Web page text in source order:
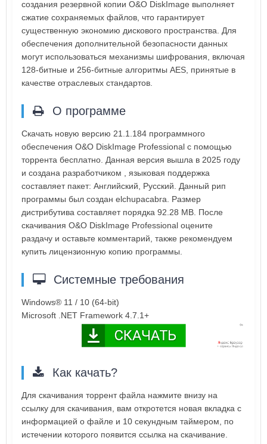
создания резервной копии O&O DiskImage выполняет
сжатие сохраняемых файлов, что гарантирует
существенную экономию дискового пространства. Для
обеспечения дополнительной безопасности данных
могут использоваться механизмы шифрования, включая
128-битные и 256-битные алгоритмы AES, принятые в
качестве отраслевых стандартов.
О программе
Скачать новую версию 21.1.184 программного
обеспечения O&O DiskImage Professional с помощью
торрента бесплатно. Данная версия вышла в 2025 году
и создана разработчиком , языковая поддержка
составляет пакет: Английский, Русский. Данный рип
программы был создан elchupacabra. Размер
дистрибутива составляет порядка 92.28 MB. После
скачивания O&O DiskImage Professional оцените
раздачу и оставьте комментарий, также рекомендуем
купить лицензионную копию программы.
Системные требования
Windows® 11 / 10 (64-bit)
Microsoft .NET Framework 4.7.1+
Как качать?
Для скачивания торрент файла нажмите внизу на
ссылку для скачивания, вам откротется новая вкладка с
информацией о файле и 10 секундным таймером, по
истечении которого появится ссылка на скачивание.